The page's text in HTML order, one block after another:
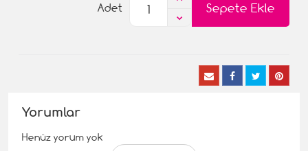
Sepete Ekle
Adet
Yorumlar
Henüz yorum yok